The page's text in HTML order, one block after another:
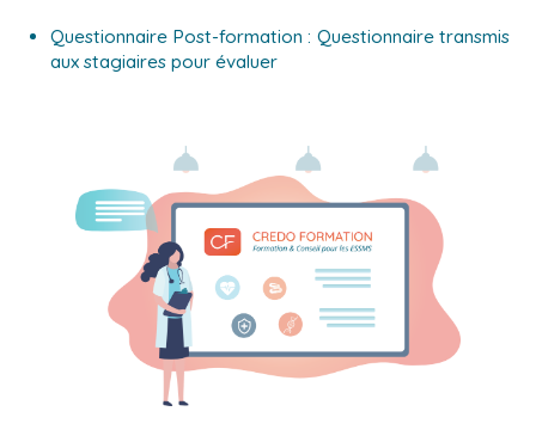
Questionnaire Post-formation : Questionnaire transmis
aux stagiaires pour évaluer